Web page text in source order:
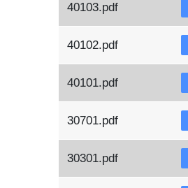
40103.pdf
40102.pdf
40101.pdf
30701.pdf
30301.pdf